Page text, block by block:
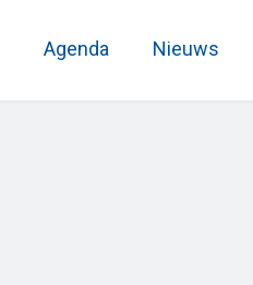
Agenda Nieuws